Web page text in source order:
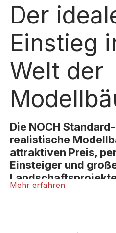
Der
Einstieg
Welt der
Die NOCH
realistische
attraktiven Preis,
Einsteiger und
Mehr erfahren